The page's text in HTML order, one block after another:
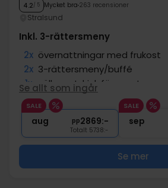
4.2/ 5 Mycket bra 263 recensioner
Stralsund
Inkl. 3-rättersmeny
2x övernattningar med frukost
2x 3-rättersmeny/buffé
1x välkomstdrink före maten
2x Tillgång till bastu och gym
1x 1 flaska mineralvatten
Se allt som ingår
SALE
aug pp2869:-
Totalt 5738:-
SALE
sep
Se mer